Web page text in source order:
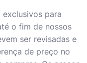
para
o fim de nossos
ser revisadas e
de preço no